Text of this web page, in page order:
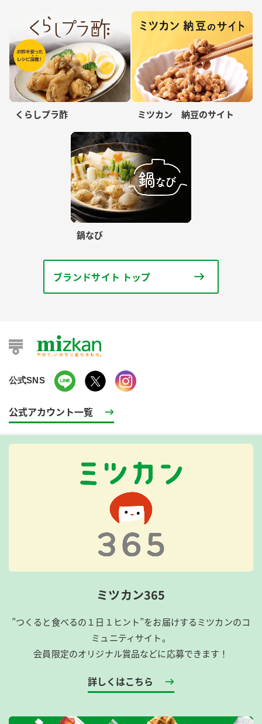
くらしプラ酢 ミツカン 納豆のサイト
鍋なび
ブランドサイト トップ
公式SNS
公式アカウント一覧
ミツカン365
”つくると食べるの１日１ヒント”をお届けするミツカンのコ
ミュニティサイト。
会員限定のオリジナル賞品などに応募できます！
詳しくはこちら